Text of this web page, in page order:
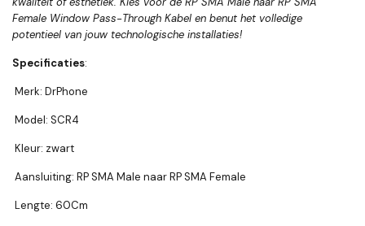
Female Window Pass-Through Kabel en benut het volledige
potentieel van jouw technologische installaties!
Specificaties:
Merk: DrPhone
Model: SCR4
Kleur: zwart
Aansluiting: RP SMA Male naar RP SMA Female
Lengte: 60Cm